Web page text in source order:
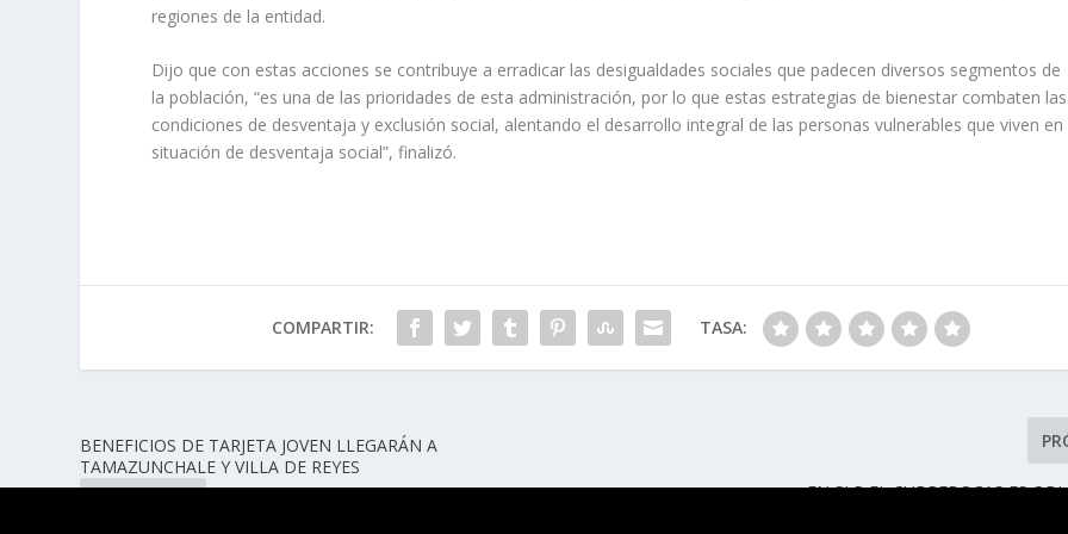
regiones de la entidad.
Dijo que con estas acciones se contribuye a erradicar las desigualdades sociales que padecen diversos segmentos de
la población, “es una de las prioridades de esta administración, por lo que estas estrategias de bienestar combaten las
condiciones de desventaja y exclusión social, alentando el desarrollo integral de las personas vulnerables que viven en
situación de desventaja social”, finalizó.
COMPARTIR: TASA:
BENEFICIOS DE TARJETA JOVEN LLEGARÁN A
TAMAZUNCHALE Y VILLA DE REYES
EN SLP EL CUBREBOCAS ES